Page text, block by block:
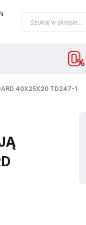
40X25X20 TD247-1